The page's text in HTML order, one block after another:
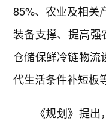
85%、农业及相关
装备支撑、提高强
仓储保鲜冷链物流
代生活条件补短板
《规划》提